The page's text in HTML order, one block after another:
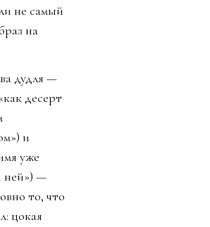
не самый
на
дудля —
десерт
и
уже
ней») —
то, что
цокая